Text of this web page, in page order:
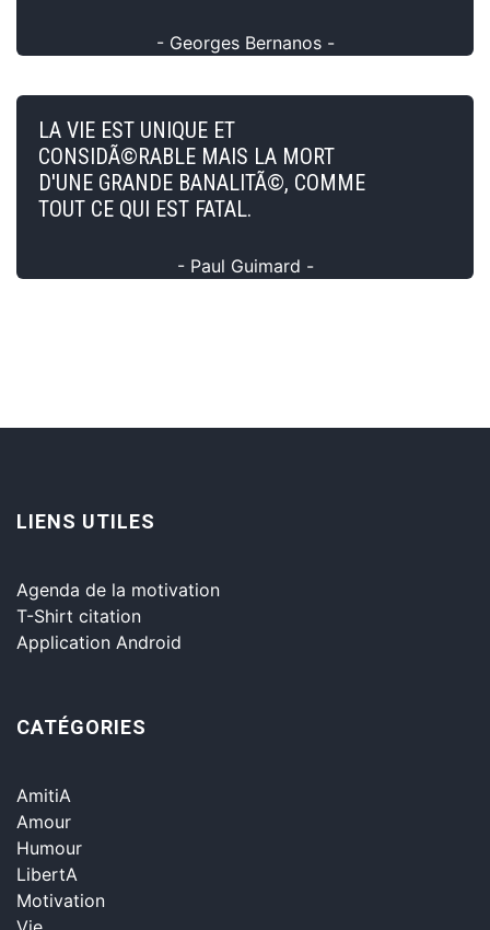
- Georges Bernanos -
LA VIE EST UNIQUE ET
CONSIDÃ©RABLE MAIS LA MORT
D'UNE GRANDE BANALITÃ©, COMME
TOUT CE QUI EST FATAL.
- Paul Guimard -
LIENS UTILES
Agenda de la motivation
T-Shirt citation
Application Android
CATÉGORIES
AmitiA
Amour
Humour
LibertA
Motivation